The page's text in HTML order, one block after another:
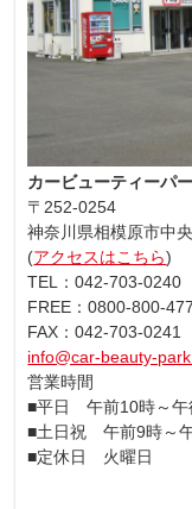
カービューティーパ
〒252-0254
神奈川県相模原市中
(アクセスはこちら)
TEL：042-703-0240
FREE：0800-800-
FAX：042-703-0241
info@car-beauty-
営業時間
■平日 午前10時～午
■土日祝 午前9時～
■定休日 火曜日